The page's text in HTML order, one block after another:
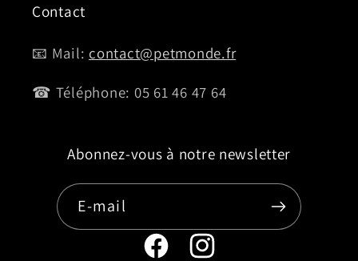
Contact
📧 Mail: contact@petmonde.fr
☎ Téléphone: 05 61 46 47 64
Abonnez-vous à notre newsletter
E-mail
Page Instagram